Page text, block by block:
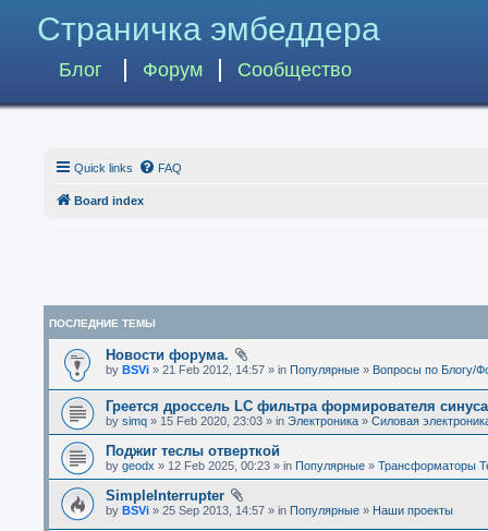
Страничка эмбеддера
Блог Форум Сообщество
Quick links FAQ
Board index
ПОСЛЕДНИЕ ТЕМЫ
Новости форума.
by BSVi » 21 Feb 2012, 14:57 » in Популярные » Вопросы по Блогу/
Греется дроссель LC фильтра формирователя
by simq » 15 Feb 2020, 23:03 » in Электроника » Силовая
Поджиг теслы отверткой
by geodx » 12 Feb 2025, 00:23 » in Популярные » Трансформаторы
SimpleInterrupter
by BSVi » 25 Sep 2013, 14:57 » in Популярные » Наши проекты